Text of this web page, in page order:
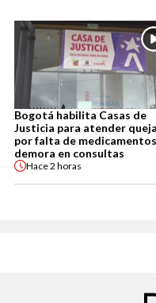
Bogotá habilita Casas de
Justicia para atender
por falta de
demora en consultas
Hace2 horas